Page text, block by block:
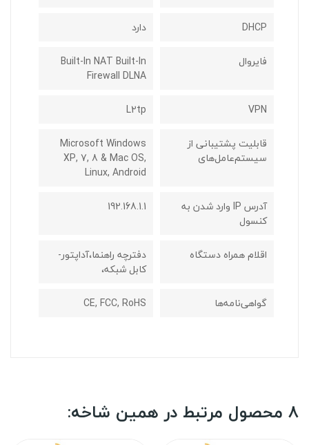
DHCP
دارد
فایروال
Built-In NAT Built-In
Firewall DLNA
VPN
L2tp
قابلیت پشتیبانی از
سیستم‌عامل‌های
Microsoft Windows
XP, 7, 8 & Mac OS,
Linux, Android
آدرس IP وارد شدن به
کنسول
192.168.1.1
اقلام همراه دستگاه
دفترچه راهنما،آداپتور-
کابل شبکه،
گواهی‌نامه‌ها
CE, FCC, RoHS
8 محصول مرتبط در همین شاخه: